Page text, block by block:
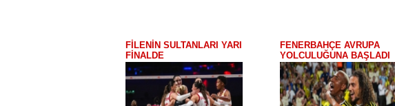
FİLENİN SULTANLARI YARI
FİNALDE
FENERBAHÇE AVRUPA
YOLCULUĞUNA BAŞLADI